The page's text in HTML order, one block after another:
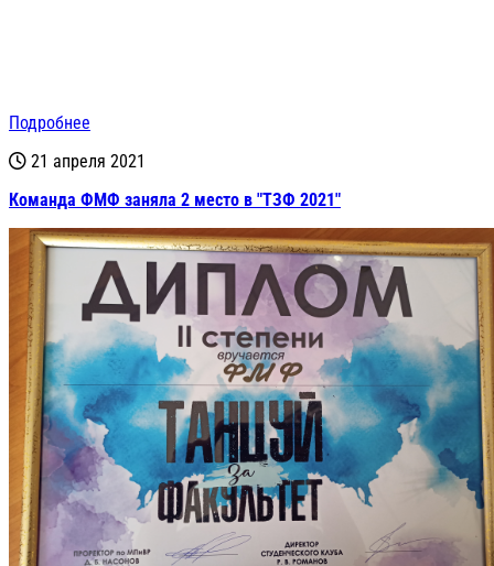
Подробнее
21 апреля 2021
Команда ФМФ заняла 2 место в "ТЗФ 2021"